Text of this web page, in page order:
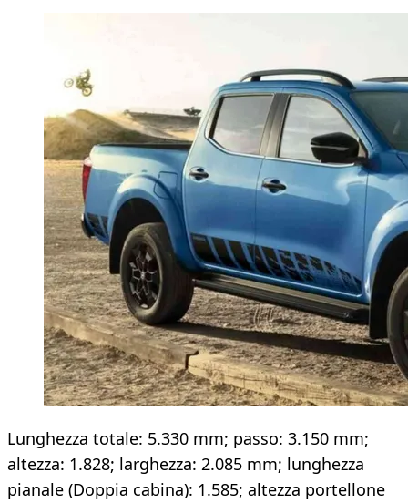
Lunghezza totale: 5.330 mm; passo: 3.150 mm;
altezza: 1.828; larghezza: 2.085 mm; lunghezza
pianale (Doppia cabina): 1.585; altezza portellone